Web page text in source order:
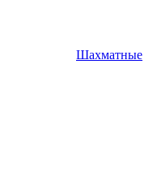
Шахматные